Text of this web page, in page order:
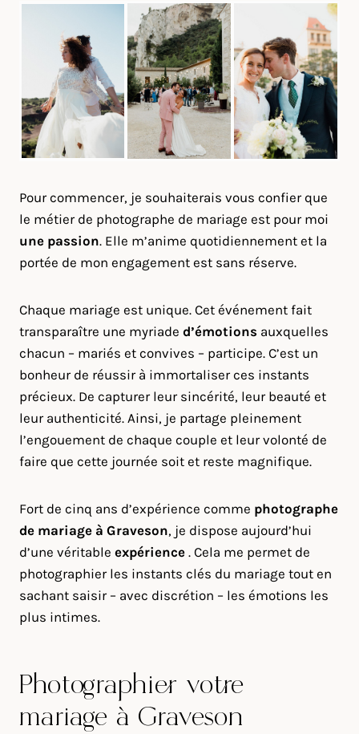
Pour commencer, je souhaiterais vous confier que
le métier de photographe de mariage est pour moi
une passion. Elle m’anime quotidiennement et la
portée de mon engagement est sans réserve.
Chaque mariage est unique. Cet événement fait
transparaître une myriade d’émotions auxquelles
chacun – mariés et convives – participe. C’est un
bonheur de réussir à immortaliser ces instants
précieux. De capturer leur sincérité, leur beauté et
leur authenticité. Ainsi, je partage pleinement
l’engouement de chaque couple et leur volonté de
faire que cette journée soit et reste magnifique.
Fort de cinq ans d’expérience comme photographe
de mariage à Graveson, je dispose aujourd’hui
d’une véritable expérience . Cela me permet de
photographier les instants clés du mariage tout en
sachant saisir – avec discrétion – les émotions les
plus intimes.
Photographier votre
mariage à Graveson